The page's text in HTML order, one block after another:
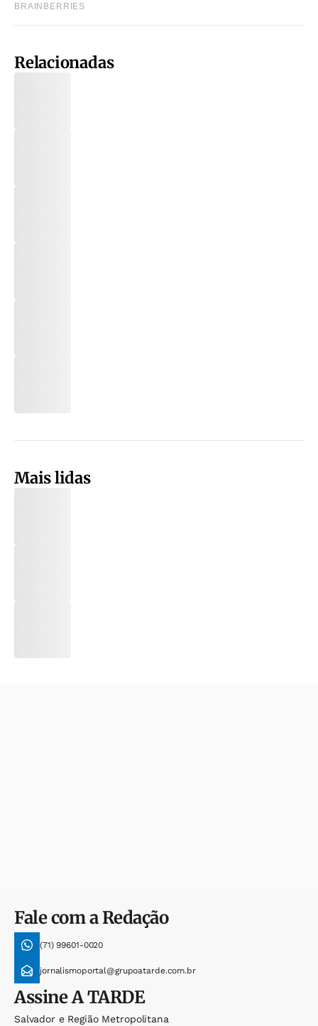
Relacionadas
Mais lidas
Fale com a Redação
(71) 99601-0020
jornalismoportal@grupoatarde.com.br
AssineA TARDE
Salvador e Região Metropolitana